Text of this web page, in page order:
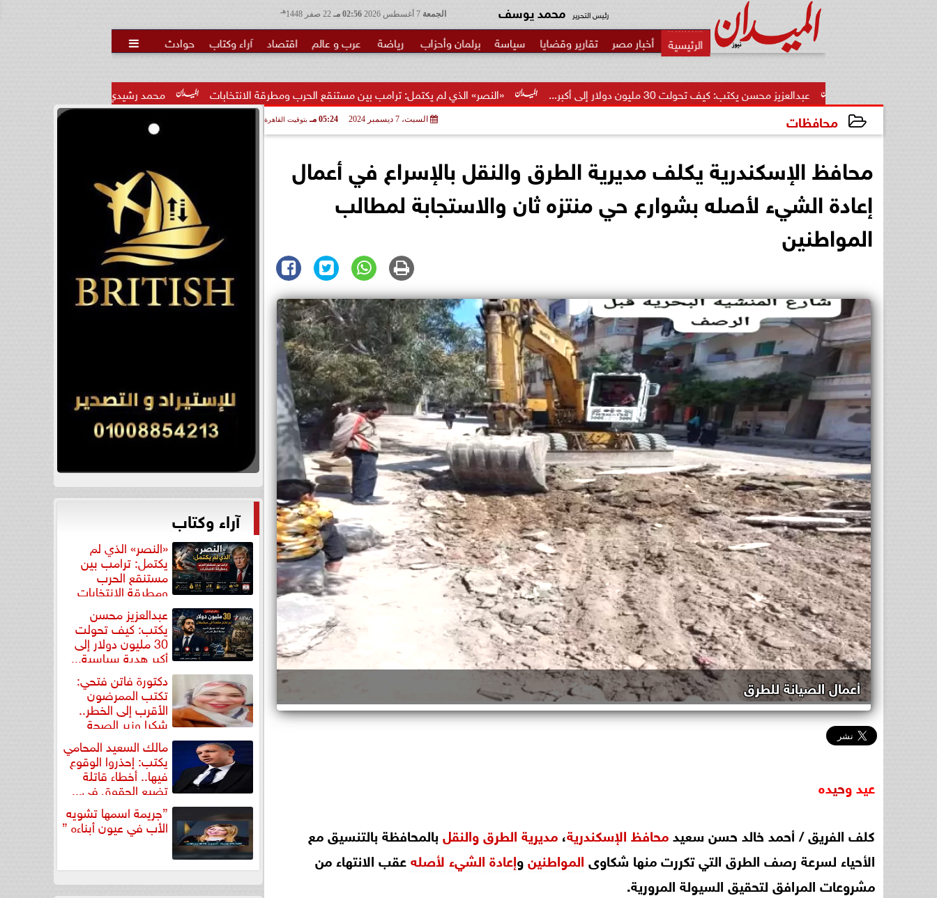
الجمعة 02:56 مـ هـ رئيس التحرير محمد يوسف
أخبار مصر تقارير وقضايا سياسة برلمان وأحزاب رياضة عرب و عالم اقتصاد آراء وكتاب حوادث 
محمد رشيدي: لقاء الرئيس السيسي وملك البحرين يؤكد «النصر» الذي لم يكتمل: ترامب بين مستنقع الحرب ومطرقة الانتخابات عبدالعزيز محسن يكتب: كيف تحولت 30 مليون دولار إلى أكبر...
محافظات السبت، 7 ديسمبر 2024 05:24 مـ بتوقيت القاهرة
محافظ الإسكندرية يكلف مديرية الطرق والنقل بالإسراع في أعمال
إعادة الشيء لأصله بشوارع حي منتزه ثان والاستجابة لمطالب
المواطنين
أعمال الصيانة للطرق
عيدوحيده
كلف الفريق / أحمد خالد حسن سعيدمحافظ الإسكندرية، مديرية الطرقوالنقل بالمحافظة بالتنسيق مع
الأحياء لسرعة رصف الطرق التي تكررت منها شكاوى المواطنينوإعادة الشيء لأصلهعقب الانتهاء من
مشروعات المرافق لتحقيق السيولة المرورية.
آراء وكتاب
«النصر» الذي لم
يكتمل: ترامب بين
مستنقع الحرب
ومطرقة الانتخابات
عبدالعزيز محسن
يكتب: كيف تحولت
30 مليون دولار إلى
أكبر هدية سياسية...
دكتورة فاتن فتحي:
تكتب الممرضون
الأقرب إلى الخطر..
شكرا وزير الصحة
لتكريم... مالك السعيد المحامي
يكتب: إحذروا الوقوع
فيها.. أخطاء قاتلة
تضيع الحقوق في...
”جريمة اسمها تشويه
الأب في عيون أبناءه ”